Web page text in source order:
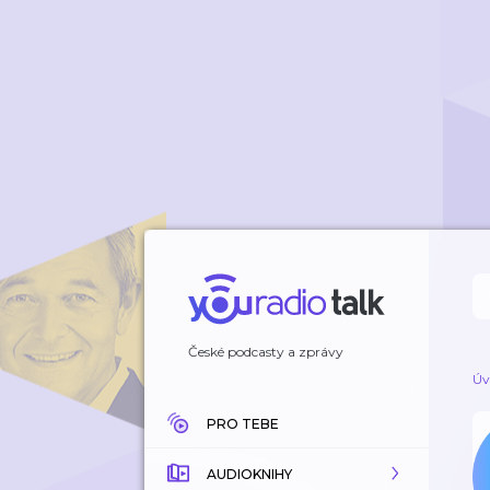
České podcasty a zprávy
PRO TEBE
AUDIOKNIHY